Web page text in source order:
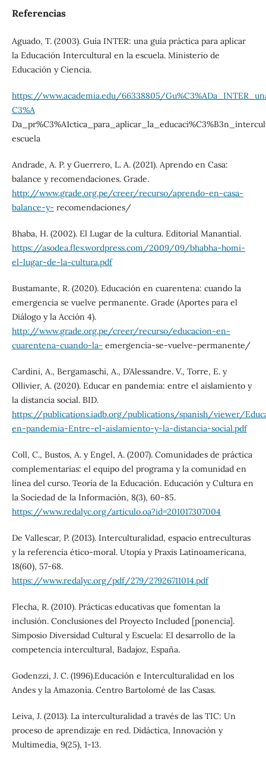
Referencias
Aguado, T. (2003). Guía INTER: una guía práctica para aplicar
la Educación Intercultural en la escuela. Ministerio de
Educación y Ciencia.
https://www.academia.edu/66338805/
C3%A
escuela
Andrade, A. P. y Guerrero, L. A. (2021). Aprendo en Casa:
balance y recomendaciones. Grade.
http://www.grade.org.pe/creer/recurso/aprendo-en-casa-
balance-y- recomendaciones/
Bhaba, H. (2002). El Lugar de la cultura. Editorial Manantial.
https://asodea.fles.wordpress.com/2009/09/bhabha-homi-
el-lugar-de-la-cultura.pdf
Bustamante, R. (2020). Educación en cuarentena: cuando la
emergencia se vuelve permanente. Grade (Aportes para el
Diálogo y la Acción 4).
http://www.grade.org.pe/creer/recurso/educacion-en-
cuarentena-cuando-la- emergencia-se-vuelve-permanente/
Cardini, A., Bergamaschi, A., D’Alessandre. V., Torre, E. y
Ollivier, A. (2020). Educar en pandemia: entre el aislamiento y
la distancia social. BID.
https://publications.iadb.org/publications/spanish/viewer/
en-pandemia-Entre-el-aislamiento-y-la-distancia-social.pdf
Coll, C., Bustos, A. y Engel, A. (2007). Comunidades de práctica
complementarias: el equipo del programa y la comunidad en
línea del curso. Teoría de la Educación. Educación y Cultura en
la Sociedad de la Información, 8(3), 60-85.
https://www.redalyc.org/articulo.oa?id=201017307004
De Vallescar, P. (2013). Interculturalidad, espacio entreculturas
y la referencia ético-moral. Utopía y Praxis Latinoamericana,
18(60), 57-68.
https://www.redalyc.org/pdf/279/27926711014.pdf
Flecha, R. (2010). Prácticas educativas que fomentan la
inclusión. Conclusiones del Proyecto Included [ponencia].
Simposio Diversidad Cultural y Escuela: El desarrollo de la
competencia intercultural, Badajoz, España.
Godenzzi, J. C. (1996).Educación e Interculturalidad en los
Andes y la Amazonía. Centro Bartolomé de las Casas.
Leiva, J. (2013). La interculturalidad a través de las TIC: Un
proceso de aprendizaje en red. Didáctica, Innovación y
Multimedia, 9(25), 1-13.